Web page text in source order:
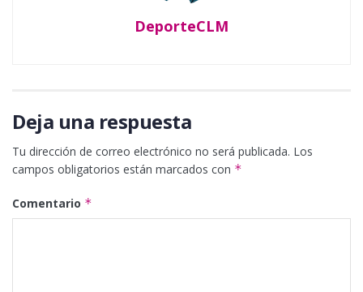
DeporteCLM
Deja una respuesta
Tu dirección de correo electrónico no será publicada. Los
campos obligatorios están marcados con *
Comentario *